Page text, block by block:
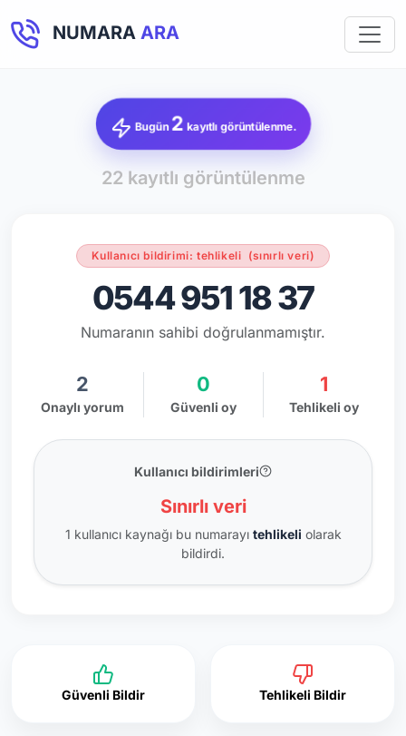
NUMARA ARA
Bugün 2 kayıtlı görüntülenme.
22 kayıtlı görüntülenme
Kullanıcı bildirimi: tehlikeli (sınırlı veri)
0544 951 18 37
Numaranın sahibi doğrulanmamıştır.
2
Onaylı yorum
0
Güvenli oy
1
Tehlikeli oy
Kullanıcı bildirimleri
Sınırlı veri
1 kullanıcı kaynağı bu numarayı tehlikeli olarak
bildirdi.
Güvenli Bildir Tehlikeli Bildir